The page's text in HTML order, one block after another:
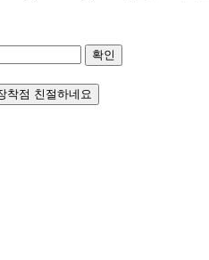
확인
착점 친절하네요